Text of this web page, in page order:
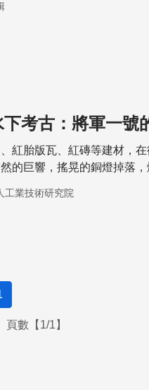
考古：將軍一號
紅胎版瓦、紅磚等建材，
的巨響，搖晃的銅燈掉落
工業技術研究院
數【1/1】